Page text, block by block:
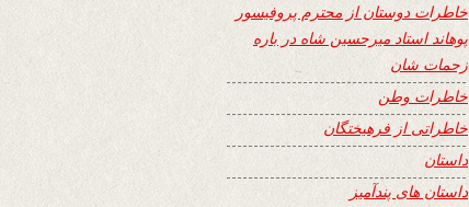
خاطرات دوستان از محترم پروفیسور
پوهاند استاد میرحسین شاه در باره
زحمات شان
خاطرات وطن
خاطراتی از فرهیختگان
داستان
داستان های پندآمیز